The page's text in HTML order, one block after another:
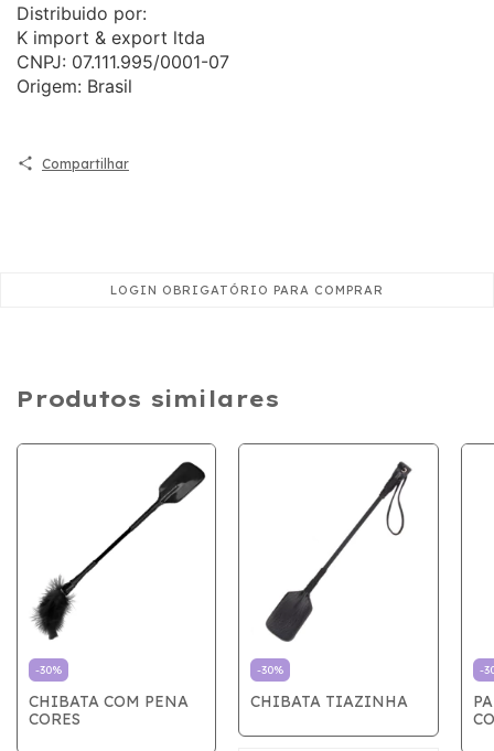
Distribuido por:
K import & export ltda
CNPJ: 07.111.995/0001-07
Origem: Brasil
Compartilhar
Produtos similares
-30%
CHIBATA COM PENA
CORES
-30%
CHIBATA TIAZINHA
-